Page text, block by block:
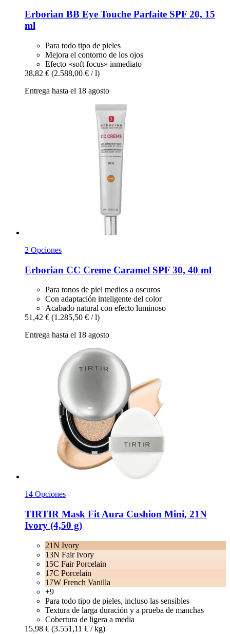
Erborian BB Eye Touche Parfaite SPF 20, 15
ml
Para todo tipo de pieles
Mejora el contorno de los ojos
Efecto «soft focus» inmediato
38,82 € (2.588,00 € / l)
Entrega hasta el 18 agosto
2 Opciones
Erborian CC Creme Caramel SPF 30, 40 ml
Para tonos de piel medios a oscuros
Con adaptación inteligente del color
Acabado natural con efecto luminoso
51,42 € (1.285,50 € / l)
Entrega hasta el 18 agosto
14 Opciones
TIRTIR Mask Fit Aura Cushion Mini, 21N
Ivory (4,50 g)
21N Ivory
13N Fair Ivory
15C Fair Porcelain
17C Porcelain
17W French Vanilla
+9
Para todo tipo de pieles, incluso las sensibles
Textura de larga duración y a prueba de manchas
Cobertura de ligera a media
15,98 € (3.551,11 € / kg)